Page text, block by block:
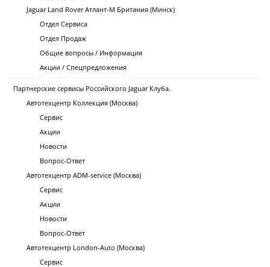
Jaguar Land Rover Атлант-М Британия (Минск)
Отдел Сервиса
Отдел Продаж
Общие вопросы / Информация
Акции / Спецпредложения
Партнерские сервисы Российского Jaguar Клуба.
Автотехцентр Коллекция (Москва)
Сервис
Акции
Новости
Вопрос-Ответ
Автотехцентр ADM-service (Москва)
Сервис
Акции
Новости
Вопрос-Ответ
Автотехцентр London-Auto (Москва)
Сервис